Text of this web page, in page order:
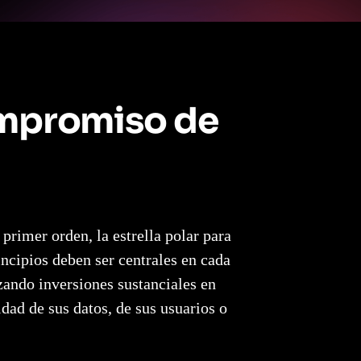
de
orden, la estrella polar para
deben ser centrales en cada
inversiones sustanciales en
de sus datos, de sus usuarios o